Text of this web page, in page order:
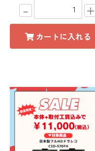
－ ＋
カートに入れる